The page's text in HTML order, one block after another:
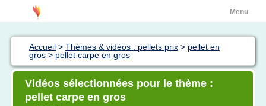
Menu
Accueil > Thèmes & vidéos : pellets prix > pellet en
gros > pellet carpe en gros
Vidéos sélectionnées pour le thème :
pellet carpe en gros